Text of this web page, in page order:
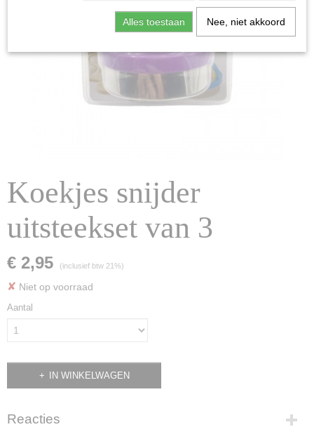
Koekjes snijder
uitsteekset van 3
€ 2,95 (inclusief btw 21%)
✘ Niet op voorraad
Aantal
IN WINKELWAGEN
Reacties
Alles toestaan Nee, niet akkoord